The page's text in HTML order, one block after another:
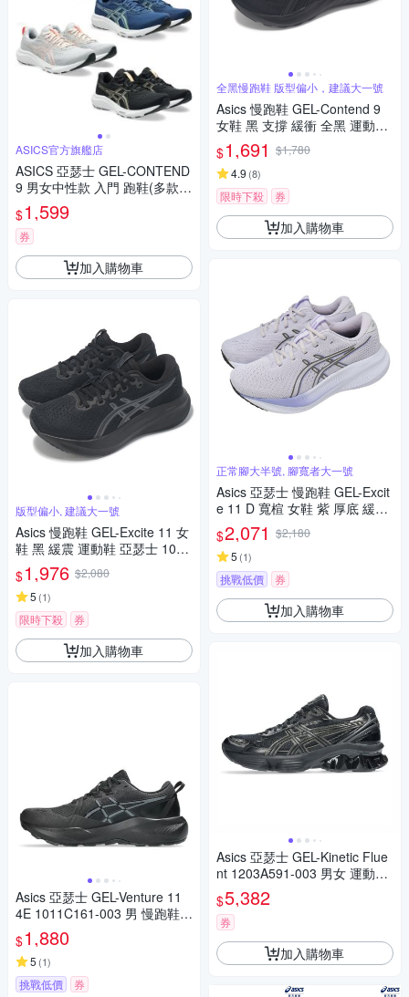
ASICS官方旗艦店
ASICS 亞瑟士 GEL-CONTEND
9 男女中性款 入門 跑鞋(多款任
選)
$1,599
券
加入購物車
版型偏小, 建議大一號
Asics 慢跑鞋 GEL-Excite 11 女
鞋 黑 緩震 運動鞋 亞瑟士 1012
B861002
$1,976 $2,080
5 (1)
限時下殺 券
加入購物車
Asics 亞瑟士 GEL-Venture 11
4E 1011C161-003 男 慢跑鞋
越野 超寬楦 支撐 黑
$1,880
5 (1)
挑戰低價 券
全黑慢跑鞋 版型偏小，建議大一號
Asics 慢跑鞋 GEL-Contend 9
女鞋 黑 支撐 緩衝 全黑 運動鞋
亞瑟士 1012B681003
$1,691 $1,780
4.9 (8)
限時下殺 券
加入購物車
正常腳大半號, 腳寬者大一號
Asics 亞瑟士 慢跑鞋 GEL-Excit
e 11 D 寬楦 女鞋 紫 厚底 緩震
運動鞋 1012B860500
$2,071 $2,180
5 (1)
挑戰低價 券
加入購物車
Asics 亞瑟士 GEL-Kinetic Flue
nt 1203A591-003 男女 運動休
閒鞋 舒適 黑
$5,382
券
加入購物車